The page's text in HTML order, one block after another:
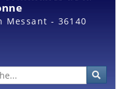
Messant - 36140